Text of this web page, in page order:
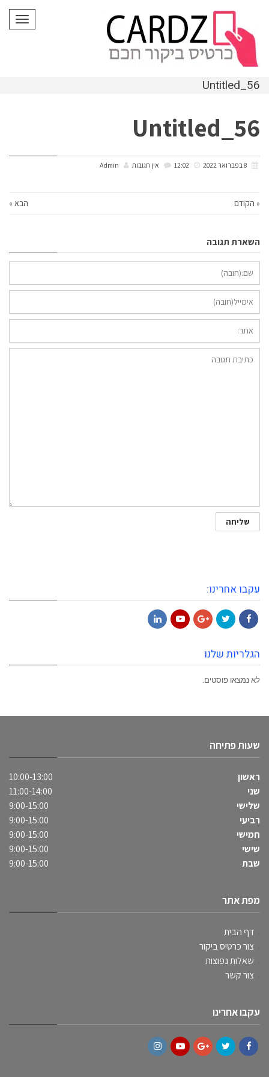
תפריט
Untitled_56
Untitled_56
אין תגובות Admin
« הקודם הבא »
השארת תגובה
עקבו אחרינו:
הגלריות שלנו
לא נמצאו פוסטים.
שעות פתיחה
ראשון
10:00-13:00
שני
11:00-14:00
שלישי
9:00-15:00
רביעי
9:00-15:00
חמישי
9:00-15:00
שישי
9:00-15:00
שבת
9:00-15:00
מפת אתר
דף הבית
צור כרטיס ביקור
שאלות נפוצות
צור קשר
עקבו אחרינו